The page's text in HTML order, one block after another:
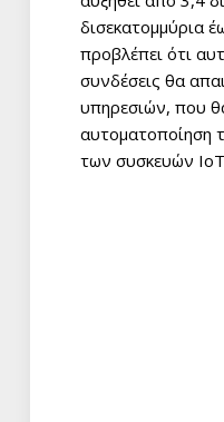
δισεκατομμύρια
προβλέπει ότι
συνδέσεις θα
υπηρεσιών, που
αυτοματοποίηση
των συσκευών